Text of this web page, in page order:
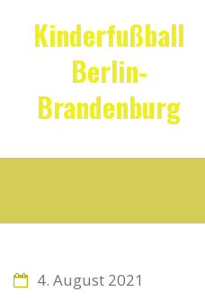
Kinderfußball
Berlin-
Brandenburg
4. August 2021